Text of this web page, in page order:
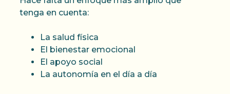
tenga en cuenta:
La salud física
El bienestar emocional
El apoyo social
La autonomía en el día a día